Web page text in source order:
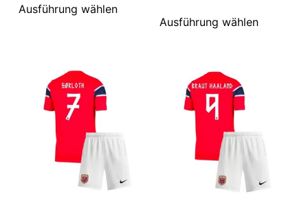
Ausführung wählen
Ausführung wählen